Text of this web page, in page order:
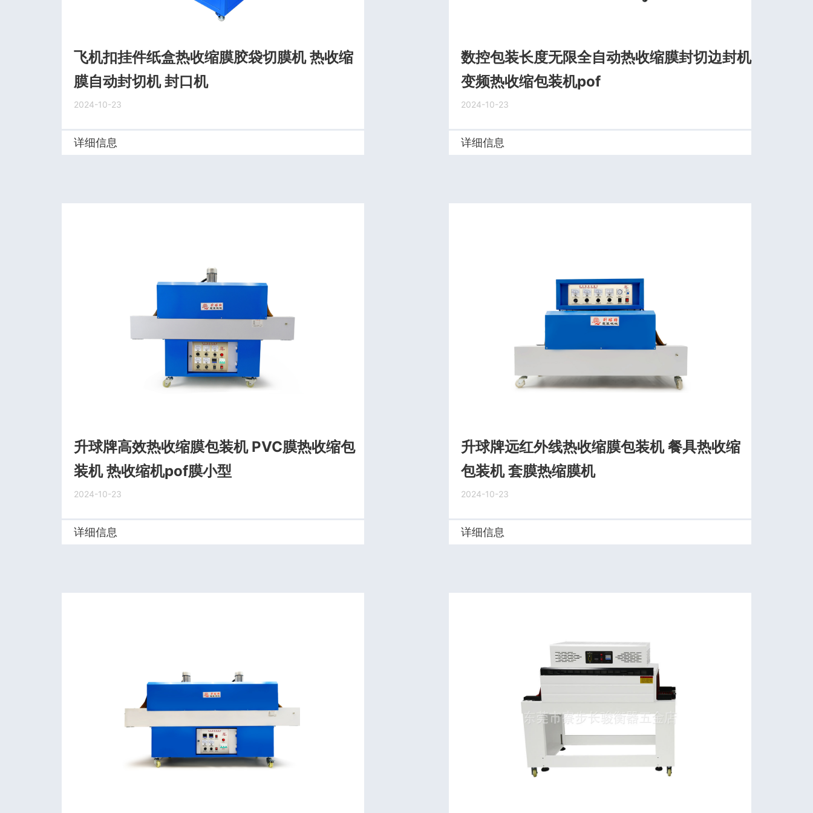
飞机扣挂件纸盒热收缩膜胶袋切膜机 热收缩
膜自动封切机 封口机
2024-10-23
详细信息
数控包装长度无限全自动热收缩膜封切边封机
变频热收缩包装机pof
2024-10-23
详细信息
升球牌高效热收缩膜包装机 PVC膜热收缩包
装机 热收缩机pof膜小型
2024-10-23
详细信息
升球牌远红外线热收缩膜包装机 餐具热收缩
包装机 套膜热缩膜机
2024-10-23
详细信息